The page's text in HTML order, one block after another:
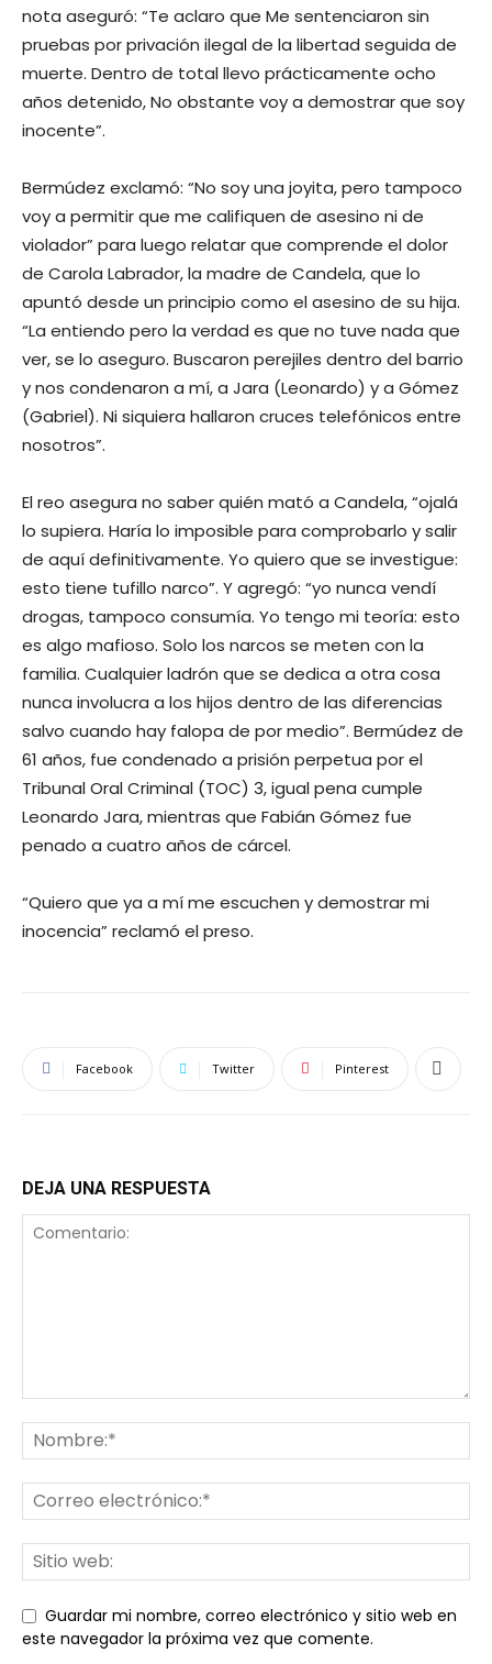
nota aseguró: “Te aclaro que Me sentenciaron sin
pruebas por privación ilegal de la libertad seguida de
muerte. Dentro de total llevo prácticamente ocho
años detenido, No obstante voy a demostrar que soy
inocente”.
Bermúdez exclamó: “No soy una joyita, pero tampoco
voy a permitir que me califiquen de asesino ni de
violador” para luego relatar que comprende el dolor
de Carola Labrador, la madre de Candela, que lo
apuntó desde un principio como el asesino de su hija.
“La entiendo pero la verdad es que no tuve nada que
ver, se lo aseguro. Buscaron perejiles dentro del barrio
y nos condenaron a mí, a Jara (Leonardo) y a Gómez
(Gabriel). Ni siquiera hallaron cruces telefónicos entre
nosotros”.
El reo asegura no saber quién mató a Candela, “ojalá
lo supiera. Haría lo imposible para comprobarlo y salir
de aquí definitivamente. Yo quiero que se investigue:
esto tiene tufillo narco”. Y agregó: “yo nunca vendí
drogas, tampoco consumía. Yo tengo mi teoría: esto
es algo mafioso. Solo los narcos se meten con la
familia. Cualquier ladrón que se dedica a otra cosa
nunca involucra a los hijos dentro de las diferencias
salvo cuando hay falopa de por medio”. Bermúdez de
61 años, fue condenado a prisión perpetua por el
Tribunal Oral Criminal (TOC) 3, igual pena cumple
Leonardo Jara, mientras que Fabián Gómez fue
penado a cuatro años de cárcel.
“Quiero que ya a mí me escuchen y demostrar mi
inocencia” reclamó el preso.
Facebook Twitter Pinterest
DEJA UNA RESPUESTA
Guardar mi nombre, correo electrónico y sitio web en
este navegador la próxima vez que comente.